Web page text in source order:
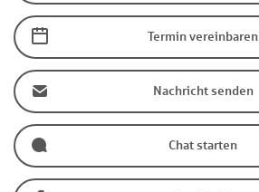
Termin vereinbaren
Nachricht senden
Chat starten